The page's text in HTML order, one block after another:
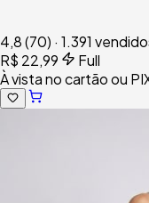
4,8(70) · 1.391
R$ 22,99
Full
À vista no cartão ou